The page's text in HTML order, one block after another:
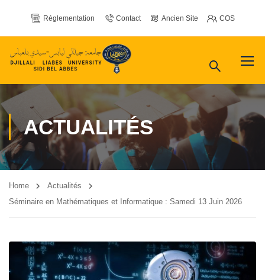
Réglementation Contact Ancien Site COS
ACTUALITÉS
Home
Actualités
Séminaire en Mathématiques et Informatique : Samedi 13 Juin 2026